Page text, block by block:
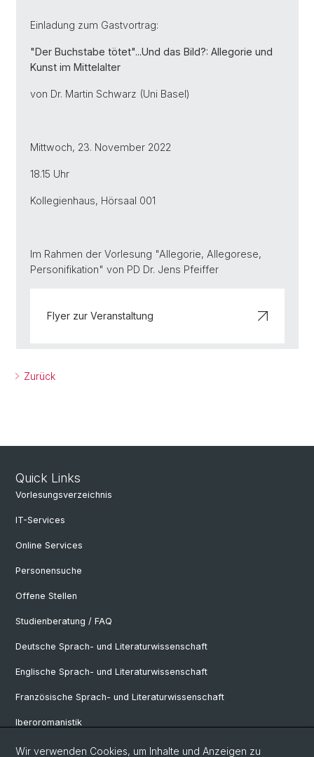
Einladung zum Gastvortrag:
"Der Buchstabe tötet"...Und das Bild?: Allegorie und
Kunst im Mittelalter
von Dr. Martin Schwarz (Uni Basel)
Mittwoch, 23. November 2022
18.15 Uhr
Kollegienhaus, Hörsaal 001
Im Rahmen der Vorlesung "Allegorie, Allegorese,
Personifikation" von PD Dr. Jens Pfeiffer
Flyer zur Veranstaltung
Zurück
Quick Links
Vorlesungsverzeichnis
IT-Services
Online Services
Personensuche
Offene Stellen
Studienberatung / FAQ
Deutsche Sprach- und Literaturwissenschaft
Englische Sprach- und Literaturwissenschaft
Französische Sprach- und Literaturwissenschaft
Iberoromanistik
Italianistik
Wir verwenden Cookies, um Inhalte und Anzeigen zu